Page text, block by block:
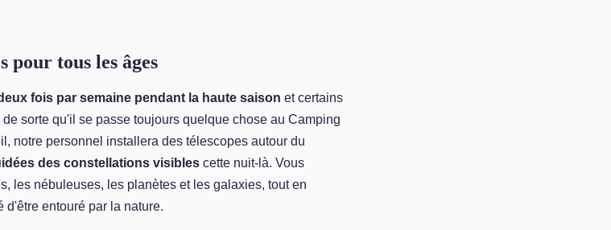
pour tous les âges
fois par semaine pendant la haute saison et certains
sorte qu'il se passe toujours quelque chose au Camping
notre personnel installera des télescopes autour du
des constellations visibles cette nuit-là. Vous
les nébuleuses, les planètes et les galaxies, tout en
d'être entouré par la nature.